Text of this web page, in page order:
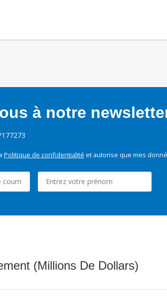
à notre
Politique de confidentialité et autorise que mes
(Millions De Dollars)